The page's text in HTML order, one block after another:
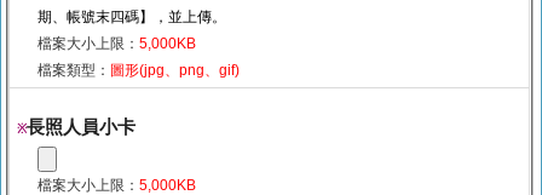
期、帳號末四碼】，並上傳。
檔案大小上限： 5,000KB
檔案類型： 圖形(jpg、png、gif)
※長照人員小卡
檔案大小上限： 5,000KB